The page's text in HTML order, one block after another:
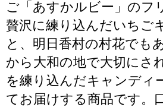
ご「あすかルビー」のフ
贅沢に練り込んだいちご
と、明日香村の村花でも
から大和の地で大切にさ
を練り込んだキャンディ
てお届けする商品です。